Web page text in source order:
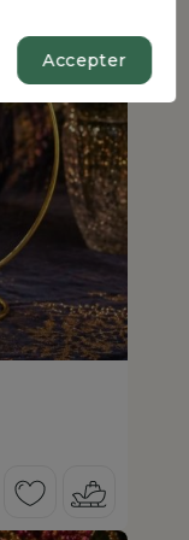
Accepter